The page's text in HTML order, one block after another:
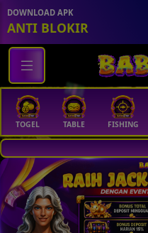
DOWNLOAD APK
ANTI BLOKIR
TOGEL TABLE FISHING